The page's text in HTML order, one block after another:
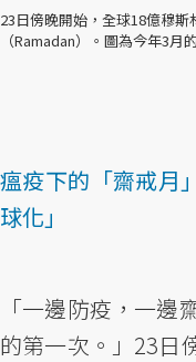
23日傍晚開始，全球18億穆斯
（Ramadan）。圖為今年3月
瘟疫下的「齋戒月
球化」
「一邊防疫，一邊
的第一次。」23日